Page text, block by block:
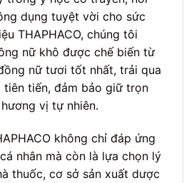
dụng tuyệt vời cho sức
THAPHACO, chúng tôi
nữ khô được chế biến từ
nữ tươi tốt nhất, trải qua
tiên tiến, đảm bảo giữ trọn
vị tự nhiên.
không chỉ đáp ứng
nhân mà còn là lựa chọn lý
thuốc, cơ sở sản xuất dược